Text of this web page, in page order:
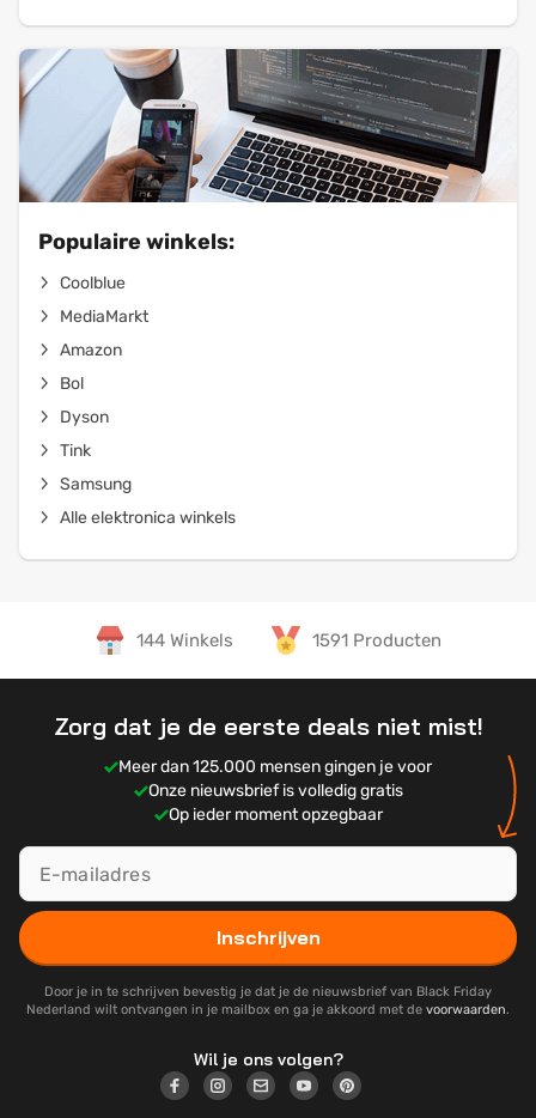
Populaire winkels:
Coolblue
MediaMarkt
Amazon
Bol
Dyson
Tink
Samsung
Alle elektronica winkels
144 Winkels 1591 Producten
Zorg dat je de eerste deals niet mist!
Meer dan 125.000 mensen gingen je voor
Onze nieuwsbrief is volledig gratis
Op ieder moment opzegbaar
Inschrijven
Door je in te schrijven bevestig je dat je de nieuwsbrief van Black Friday
Nederland wilt ontvangen in je mailbox en ga je akkoord met de voorwaarden.
Wil je ons volgen?